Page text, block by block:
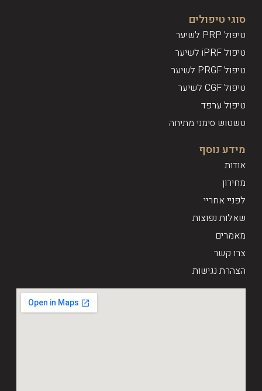
סוגי טיפולים
טיפול PRP לשיער
טיפול iPRF לשיער
טיפול PRGF לשיער
טיפול CGF לשיער
טיפול ערפד
טשטוש סימני מתיחה
מידע נוסף
אודות
מחירון
לפניי אחריי
שאלות נפוצות
מאמרים
צרו קשר
הצהרת נגישות